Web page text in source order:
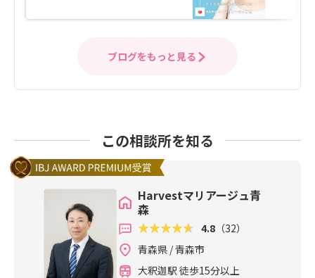
ブログをもっと見る
この相談所を知る
Harvestマリアージュ青
森
4.8 （32）
青森県 / 青森市
大釈迦駅 徒歩15分以上